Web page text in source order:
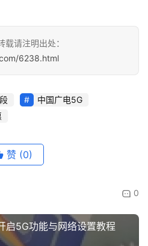
请注明出处：
6238.html
中国广电5G
赞 (0)
0
启5G功能与网络设置教程